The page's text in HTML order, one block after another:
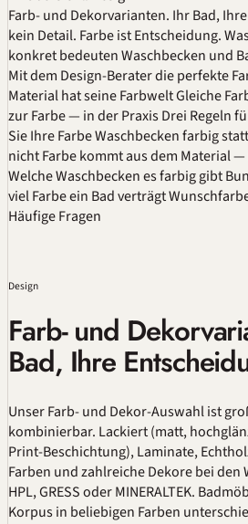
Farb- und Dekorvarianten. Ihr Bad,
kein Detail. Farbe ist Entscheidung.
konkret bedeutenWaschbecken und
Mit dem Design-Berater die perfekte
Material hat seine FarbweltGleiche
zur Farbe — in der PraxisDrei Regeln
Sie Ihre FarbeWaschbecken farbig
nichtFarbe kommt aus dem Material
Welche Waschbecken es farbig gibt
viel Farbe ein Bad verträgt
Häufige Fragen
Design
Farb- und
Bad, Ihre
Unser Farb- und Dekor-Auswahl ist
kombinierbar. Lackiert (matt,
Print-Beschichtung), Laminate,
Farben und zahlreiche Dekore bei den
HPL,GRESSoder MINERALTEK.
Korpus in beliebigen Farben